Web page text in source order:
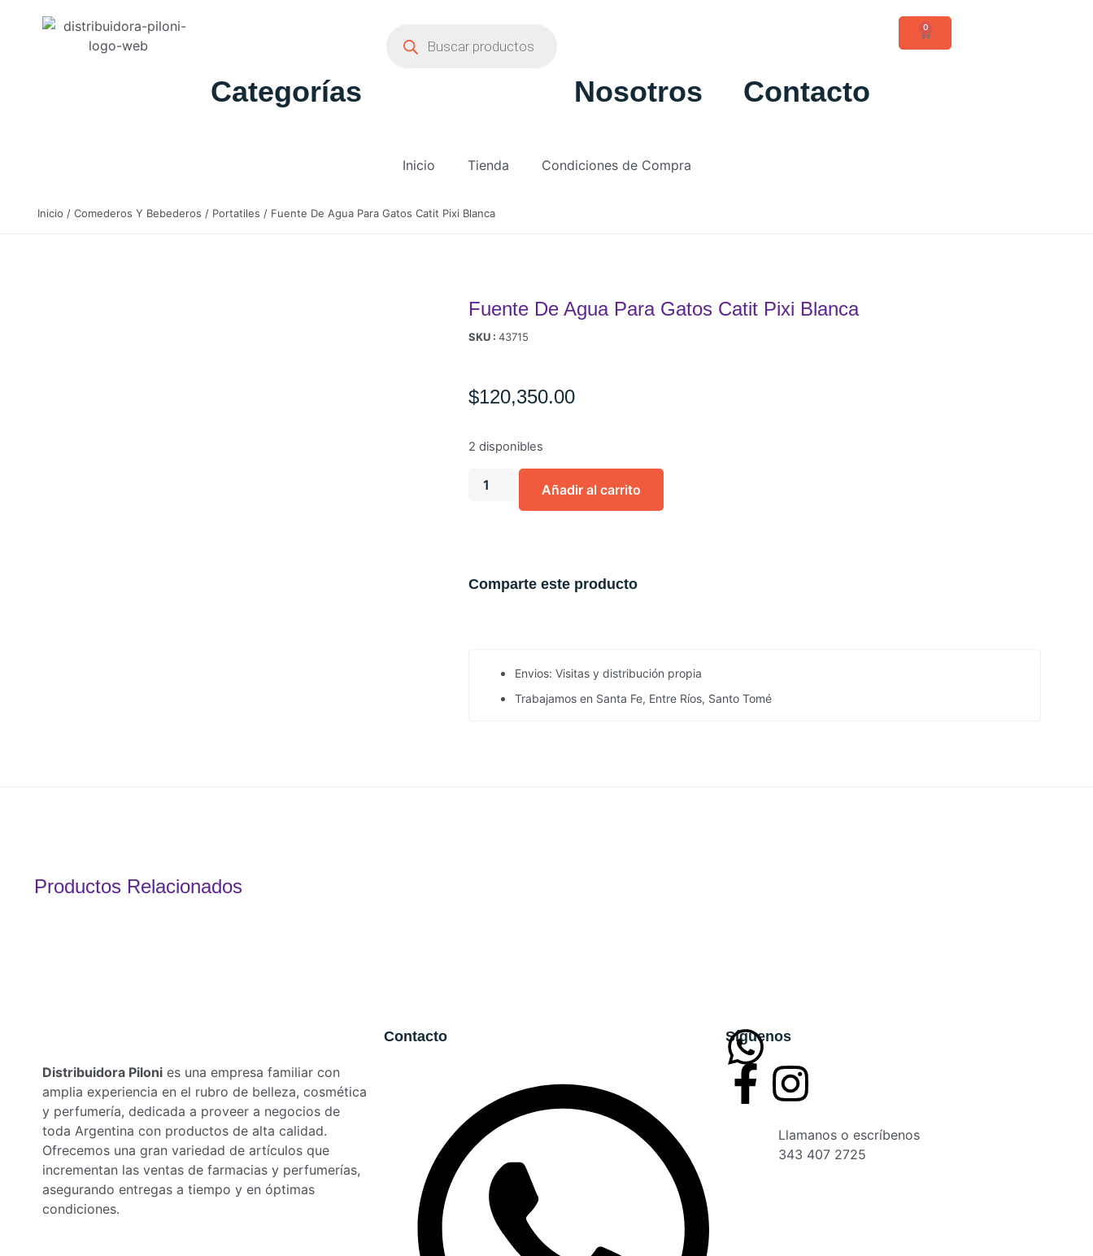
Categorías Nosotros Contacto
0
Inicio Tienda Condiciones de Compra
Inicio / Comederos Y Bebederos / Portatiles / Fuente De Agua Para Gatos Catit Pixi Blanca
Fuente De Agua Para Gatos Catit Pixi Blanca
SKU : 43715
$120,350.00
2 disponibles
Añadir al carrito
Comparte este producto
Envios: Visitas y distribución propia
Trabajamos en Santa Fe, Entre Ríos, Santo Tomé
Productos Relacionados
Distribuidora Piloni es una empresa familiar con
amplia experiencia en el rubro de belleza, cosmética
y perfumería, dedicada a proveer a negocios de
toda Argentina con productos de alta calidad.
Ofrecemos una gran variedad de artículos que
incrementan las ventas de farmacias y perfumerías,
asegurando entregas a tiempo y en óptimas
condiciones.
Contacto Síguenos
Llamanos o escríbenos
343 407 2725